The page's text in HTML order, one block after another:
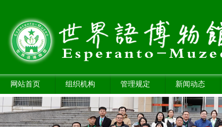
网站首页 组织机构 管理规定 新闻动态